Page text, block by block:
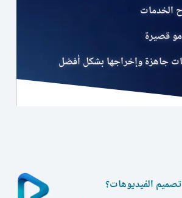
الخدمات
قصيرة
جاهزة وإخراجها بشكل أفضل
تصميم الفيديوهات؟